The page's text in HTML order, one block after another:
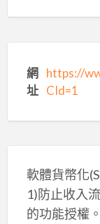
網
址
https://
CId=1
軟體貨幣化
1)防止收入
的功能授權